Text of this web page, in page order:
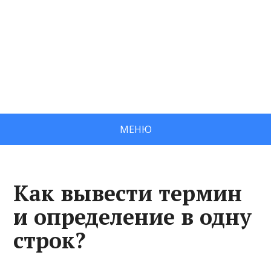
МЕНЮ
Как вывести термин
и определение в одну
строк?